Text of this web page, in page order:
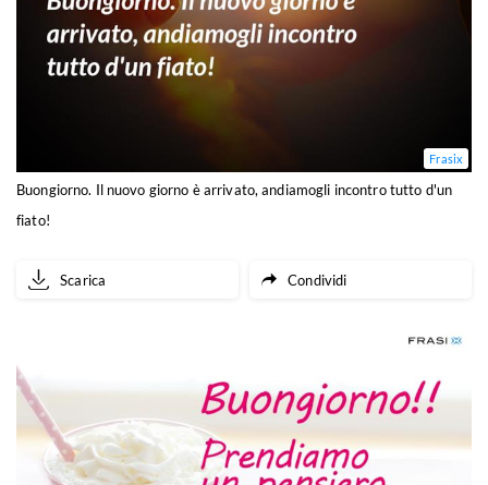
Frasix
Buongiorno. Il nuovo giorno è arrivato, andiamogli incontro tutto d'un
fiato!
Scarica Condividi